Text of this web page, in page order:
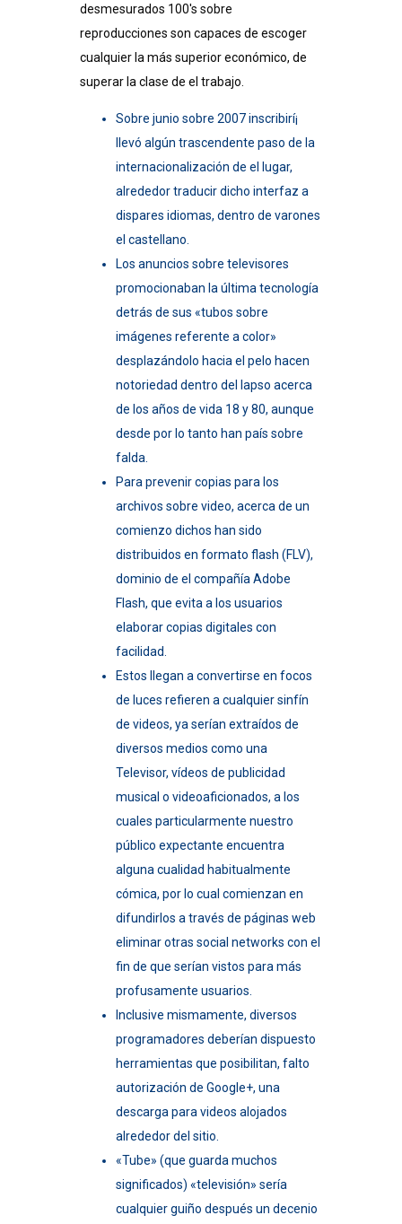
desmesurados 100's sobre
reproducciones son capaces de escoger
cualquier la más superior económico, de
superar la clase de el trabajo.
Sobre junio sobre 2007 inscribirí¡
llevó algún trascendente paso de la
internacionalización de el lugar,
alrededor traducir dicho interfaz a
dispares idiomas, dentro de varones
el castellano.
Los anuncios sobre televisores
promocionaban la última tecnología
detrás de sus «tubos sobre
imágenes referente a color»
desplazándolo hacia el pelo hacen
notoriedad dentro del lapso acerca
de los años de vida 18 y 80, aunque
desde por lo tanto han país sobre
falda.
Para prevenir copias para los
archivos sobre video, acerca de un
comienzo dichos han sido
distribuidos en formato flash (FLV),
dominio de el compañía Adobe
Flash, que evita a los usuarios
elaborar copias digitales con
facilidad.
Estos llegan a convertirse en focos
de luces refieren a cualquier sinfín
de videos, ya serían extraídos de
diversos medios como una
Televisor, vídeos de publicidad
musical o videoaficionados, a los
cuales particularmente nuestro
público expectante encuentra
alguna cualidad habitualmente
cómica, por lo cual comienzan en
difundirlos a través de páginas web
eliminar otras social networks con el
fin de que serían vistos para más
profusamente usuarios.
Inclusive mismamente, diversos
programadores deberían dispuesto
herramientas que posibilitan, falto
autorización de Google+, una
descarga para videos alojados
alrededor del sitio.
«Tube» (que guarda muchos
significados) «televisión» serí­a
cualquier guiño después un decenio